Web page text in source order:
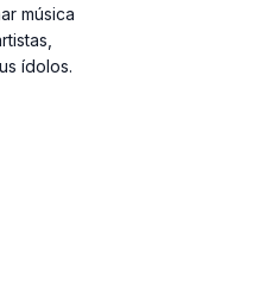
música
ídolos.